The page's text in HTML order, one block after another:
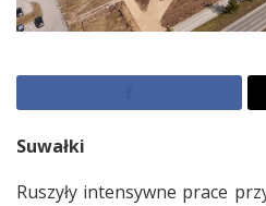
Suwałki
Ruszyły intensywne prace